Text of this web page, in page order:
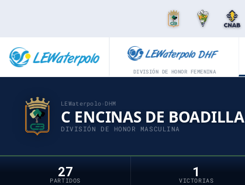
DIVISIÓN DE HONOR FEMENINA
LEWaterpolo› DHM
C ENCINAS DE BOADILLA
DIVISIÓN DE HONOR MASCULINA
27
PARTIDOS
1
VICTORIAS